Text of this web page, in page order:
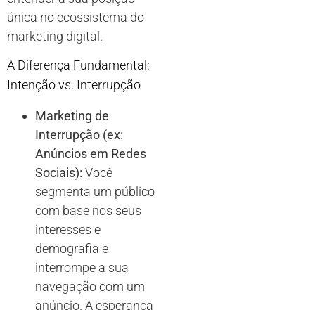
única no ecossistema do
marketing digital.
A Diferença Fundamental:
Intenção vs. Interrupção
Marketing de
Interrupção (ex:
Anúncios em Redes
Sociais): Você
segmenta um público
com base nos seus
interesses e
demografia e
interrompe a sua
navegação com um
anúncio. A esperança